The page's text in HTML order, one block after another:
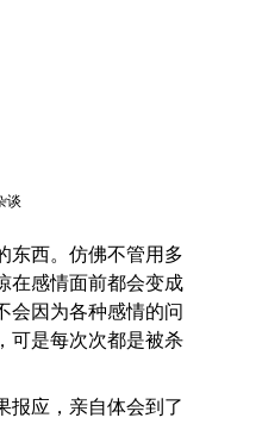
谈
东西。仿佛不管用多
在感情面前都会变成
会因为各种感情的问
可是每次次都是被杀
报应，亲自体会到了